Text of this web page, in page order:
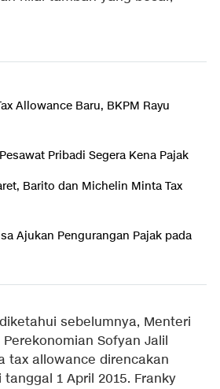
Allowance Baru, BKPM Rayu
Pribadi Segera Kena Pajak
Barito dan Michelin Minta Tax
Ajukan Pengurangan Pajak pada
sebelumnya, Menteri
Sofyan Jalil
tax allowance direncakan
1 April 2015. Franky